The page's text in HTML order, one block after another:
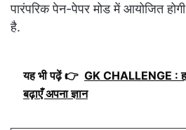
पारंपरिक पेन-पेपर मोड में आयोजित
है.
यह भी पढ़ें 👉 GK CHALLENGE :
बढ़ाएँ अपना ज्ञान